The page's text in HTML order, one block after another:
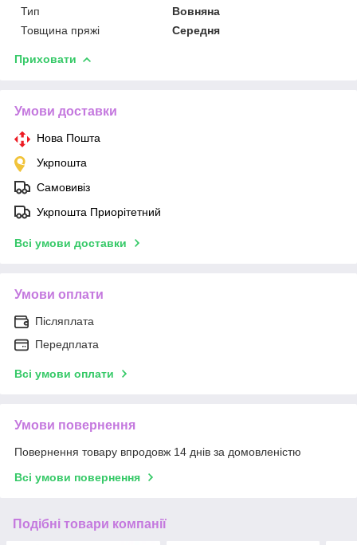
Тип
Вовняна
Товщина пряжі
Середня
Приховати
Умови доставки
Нова Пошта
Укрпошта
Самовивіз
Укрпошта Приорітетний
Всі умови доставки
Умови оплати
Післяплата
Передплата
Всі умови оплати
Умови повернення
Повернення товару впродовж 14 днів за домовленістю
Всі умови повернення
Подібні товари компанії